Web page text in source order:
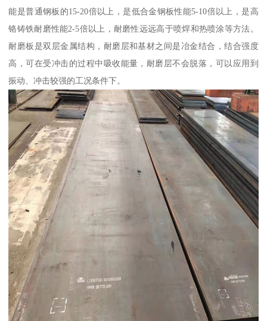
能是普通钢板的15-20倍以上，是低合金钢板性能5-10倍以上，是高
铬铸铁耐磨性能2-5倍以上，耐磨性远远高于喷焊和热喷涂等方法。
耐磨板是双层金属结构，耐磨层和基材之间是冶金结合，结合强度
高，可在受冲击的过程中吸收能量，耐磨层不会脱落，可以应用到
振动、冲击较强的工况条件下。